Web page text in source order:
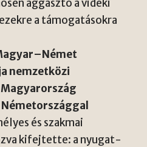
aggasztó a vidéki
a támogatásokra
nemzetközi
és szakmai
kifejtette: a nyugat-